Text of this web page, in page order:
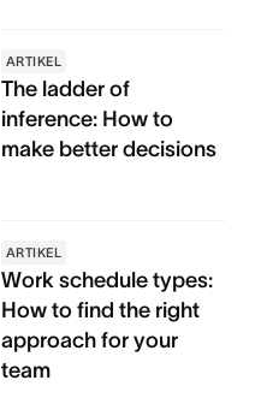
ARTIKEL
The ladder of
inference: How to
make better decisions
ARTIKEL
Work schedule types:
How to find the right
approach for your
team